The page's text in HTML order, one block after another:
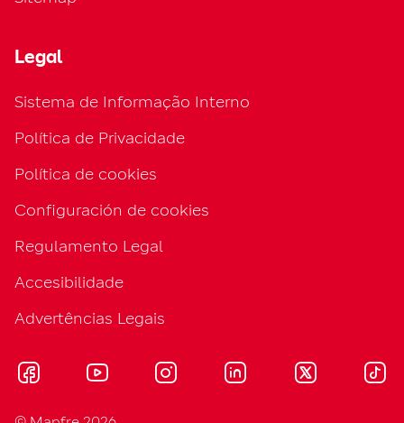
Legal
Sistema de Informação Interno
Política de Privacidade
Política de cookies
Configuración de cookies
Regulamento Legal
Accesibilidade
Advertências Legais